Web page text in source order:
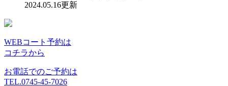
2024.05.16更新
WEBコート予約は
コチラから
お電話でのご予約は
TEL.0745-45-7026